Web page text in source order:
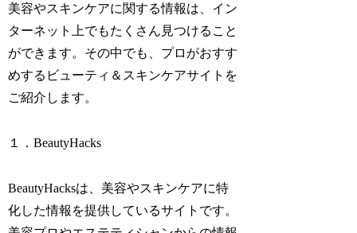
美容やスキンケアに関する情報は、イン
ターネット上でもたくさん見つけること
ができます。その中でも、プロがおすす
めするビューティ＆スキンケアサイトを
ご紹介します。
１．BeautyHacks
BeautyHacksは、美容やスキンケアに特
化した情報を提供しているサイトです。